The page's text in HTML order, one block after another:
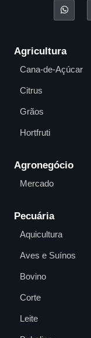
Agricultura
Cana-de-Açúcar
Citrus
Grãos
Hortfruti
Agronegócio
Mercado
Pecuária
Aquicultura
Aves e Suínos
Bovino
Corte
Leite